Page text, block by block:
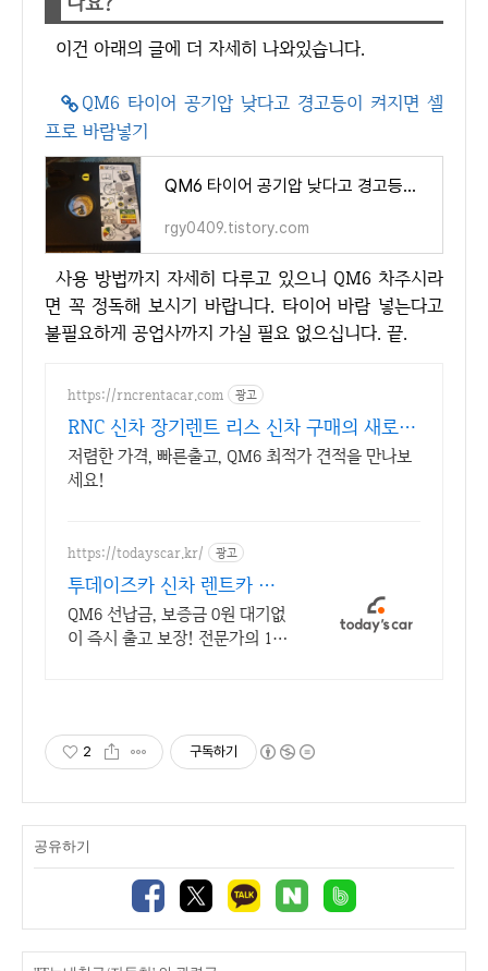
이건 아래의 글에 더 자세히 나와있습니다.
QM6 타이어 공기압 낮다고 경고등이 켜지면 셀
프로 바람넣기
QM6 타이어 공기압 낮다고 경고등이 켜지면 셀프로 바람넣기
rgy0409.tistory.com
사용 방법까지 자세히 다루고 있으니 QM6 차주시라
면 꼭 정독해 보시기 바랍니다. 타이어 바람 넣는다고
불필요하게 공업사까지 가실 필요 없으십니다. 끝.
https://rncrentacar.com 광고
RNC 신차 장기렌트 리스 신차 구매의 새로운
시작
저렴한 가격, 빠른출고, QM6 최적가 견적을 만나보
세요!
https://todayscar.kr/ 광고
투데이즈카 신차 렌트카 전
문가의 1:1 맞춤 컨설팅
QM6 선납금, 보증금 0원 대기없
이 즉시 출고 보장! 전문가의 1:1
2 구독하기
공유하기